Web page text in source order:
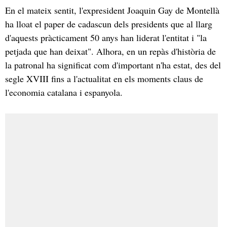
En el mateix sentit, l'expresident Joaquin Gay de Montellà
ha lloat el paper de cadascun dels presidents que al llarg
d'aquests pràcticament 50 anys han liderat l'entitat i "la
petjada que han deixat". Alhora, en un repàs d'història de
la patronal ha significat com d'important n'ha estat, des del
segle XVIII fins a l'actualitat en els moments claus de
l'economia catalana i espanyola.